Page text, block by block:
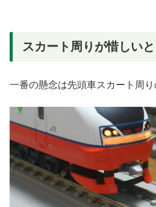
スカート周りが惜しい
一番の懸念は先頭車スカート周り